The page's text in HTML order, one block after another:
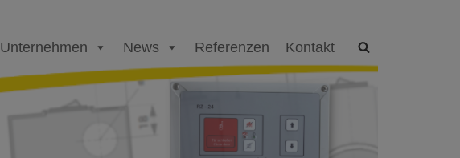
Unternehmen News Referenzen Kontakt